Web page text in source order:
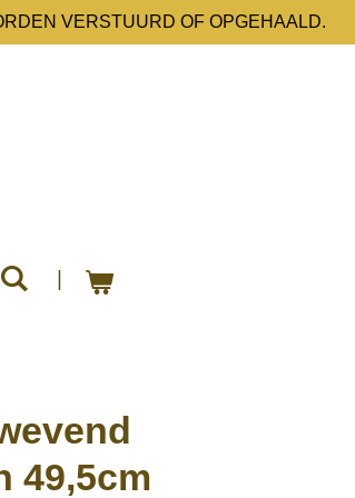
VERSTUURD OF OPGEHAALD.
49,5cm